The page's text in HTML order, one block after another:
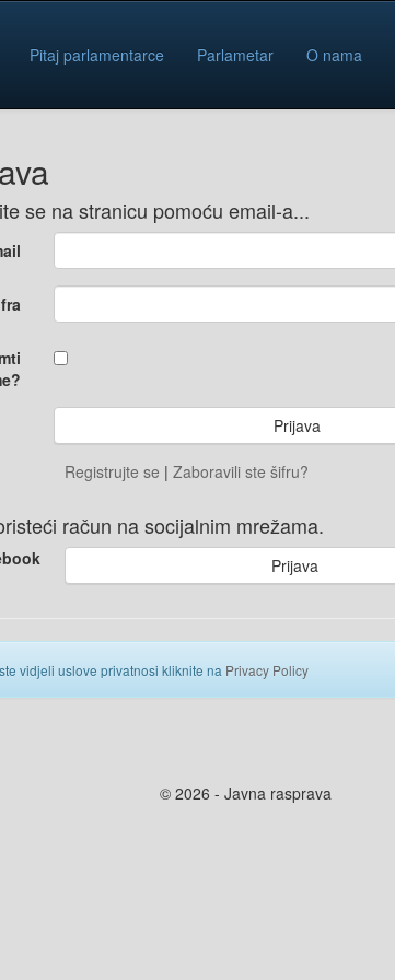
Pitaj parlamentarce Parlametar O nama
se na stranicu pomoću email-a...
Registrujte se | Zaboravili ste šifru?
račun na socijalnim mrežama.
Prijava
vidjeli uslove privatnosi kliknite na Privacy Policy
© 2026 - Javna rasprava